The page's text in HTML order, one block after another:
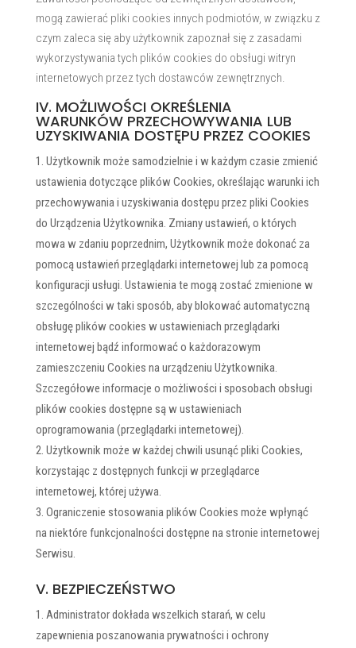
mogą zawierać pliki cookies innych podmiotów, w związku z
czym zaleca się aby użytkownik zapoznał się z zasadami
wykorzystywania tych plików cookies do obsługi witryn
internetowych przez tych dostawców zewnętrznych.
IV. MOŻLIWOŚCI OKREŚLENIA
WARUNKÓW PRZECHOWYWANIA LUB
UZYSKIWANIA DOSTĘPU PRZEZ COOKIES
Użytkownik może samodzielnie i w każdym czasie zmienić
ustawienia dotyczące plików Cookies, określając warunki ich
przechowywania i uzyskiwania dostępu przez pliki Cookies
do Urządzenia Użytkownika. Zmiany ustawień, o których
mowa w zdaniu poprzednim, Użytkownik może dokonać za
pomocą ustawień przeglądarki internetowej lub za pomocą
konfiguracji usługi. Ustawienia te mogą zostać zmienione w
szczególności w taki sposób, aby blokować automatyczną
obsługę plików cookies w ustawieniach przeglądarki
internetowej bądź informować o każdorazowym
zamieszczeniu Cookies na urządzeniu Użytkownika.
Szczegółowe informacje o możliwości i sposobach obsługi
plików cookies dostępne są w ustawieniach
oprogramowania (przeglądarki internetowej).
Użytkownik może w każdej chwili usunąć pliki Cookies,
korzystając z dostępnych funkcji w przeglądarce
internetowej, której używa.
Ograniczenie stosowania plików Cookies może wpłynąć
na niektóre funkcjonalności dostępne na stronie internetowej
Serwisu.
V. BEZPIECZEŃSTWO
Administrator dokłada wszelkich starań, w celu
zapewnienia poszanowania prywatności i ochrony